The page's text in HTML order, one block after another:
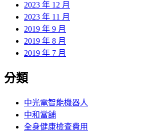
2023 年 12 月
2023 年 11 月
2019 年 9 月
2019 年 8 月
2019 年 7 月
分類
中光電智能機器人
中和當舖
全身健康檢查費用